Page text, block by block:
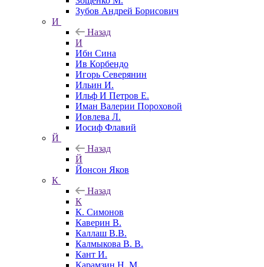
Зубов Андрей Борисович
И
Назад
И
Ибн Сина
Ив Корбендо
Игорь Северянин
Ильин И.
Ильф И Петров Е.
Иман Валерии Пороховой
Иовлева Л.
Иосиф Флавий
Й
Назад
Й
Йонсон Яков
К
Назад
К
К. Симонов
Каверин В.
Каллаш В.В.
Калмыкова В. В.
Кант И.
Карамзин Н. М.